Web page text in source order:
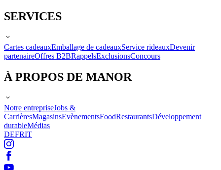
SERVICES
Cartes cadeauxEmballage de cadeauxService rideauxDevenir
partenaireOffres B2BRappelsExclusionsConcours
À PROPOS DE MANOR
Notre entrepriseJobs &
CarrièresMagasinsEvènementsFoodRestaurantsDéveloppement
durableMédias
DEFRIT